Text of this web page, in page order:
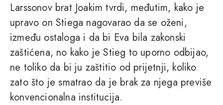
Larssonov brat Joakim tvrdi, međutim, kako je
upravo on Stiega nagovarao da se oženi,
između ostaloga i da bi Eva bila zakonski
zaštićena, no kako je Stieg to uporno odbijao,
ne toliko da bi ju zaštitio od prijetnji, koliko
zato što je smatrao da je brak za njega previše
konvencionalna institucija.